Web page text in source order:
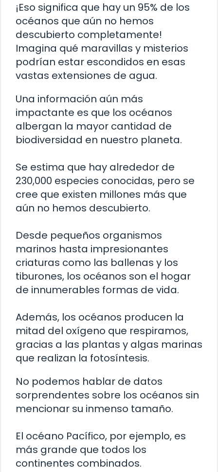
¡Eso significa que hay un 95% de los
océanos que aún no hemos
descubierto completamente!
Imagina qué maravillas y misterios
podrían estar escondidos en esas
vastas extensiones de agua.
Una información aún más
impactante es que los océanos
albergan la mayor cantidad de
biodiversidad en nuestro planeta.
Se estima que hay alrededor de
230,000 especies conocidas, pero se
cree que existen millones más que
aún no hemos descubierto.
Desde pequeños organismos
marinos hasta impresionantes
criaturas como las ballenas y los
tiburones, los océanos son el hogar
de innumerables formas de vida.
Además, los océanos producen la
mitad del oxígeno que respiramos,
gracias a las plantas y algas marinas
que realizan la fotosíntesis.
No podemos hablar de datos
sorprendentes sobre los océanos sin
mencionar su inmenso tamaño.
El océano Pacífico, por ejemplo, es
más grande que todos los
continentes combinados.